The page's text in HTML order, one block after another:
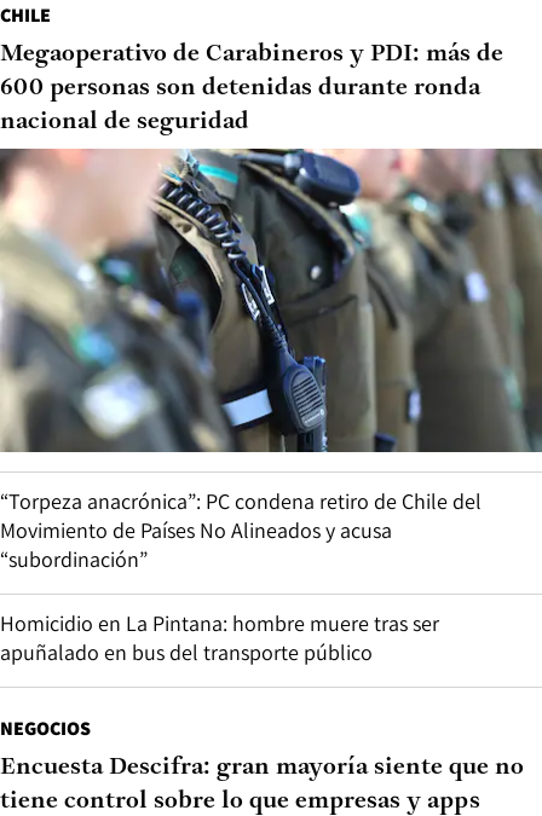
CHILE
Megaoperativo de Carabineros y PDI: más de
600 personas son detenidas durante ronda
nacional de seguridad
“Torpeza anacrónica”: PC condena retiro de Chile del
Movimiento de Países No Alineados y acusa
“subordinación”
Homicidio en La Pintana: hombre muere tras ser
apuñalado en bus del transporte público
NEGOCIOS
Encuesta Descifra: gran mayoría siente que no
tiene control sobre lo que empresas y apps